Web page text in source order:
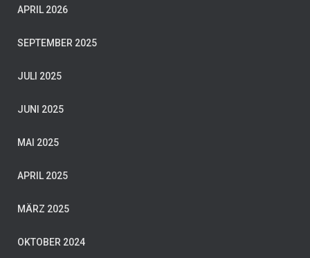
APRIL 2026
SEPTEMBER 2025
JULI 2025
JUNI 2025
MAI 2025
APRIL 2025
MÄRZ 2025
OKTOBER 2024